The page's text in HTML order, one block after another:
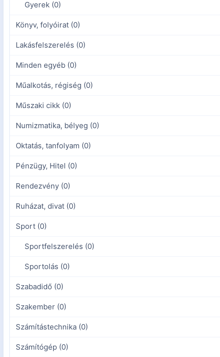
Gyerek (0)
Könyv, folyóirat (0)
Lakásfelszerelés (0)
Minden egyéb (0)
Műalkotás, régiség (0)
Műszaki cikk (0)
Numizmatika, bélyeg (0)
Oktatás, tanfolyam (0)
Pénzügy, Hitel (0)
Rendezvény (0)
Ruházat, divat (0)
Sport (0)
Sportfelszerelés (0)
Sportolás (0)
Szabadidő (0)
Szakember (0)
Számítástechnika (0)
Számítógép (0)